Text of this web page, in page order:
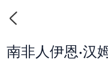
南非人伊恩·汉